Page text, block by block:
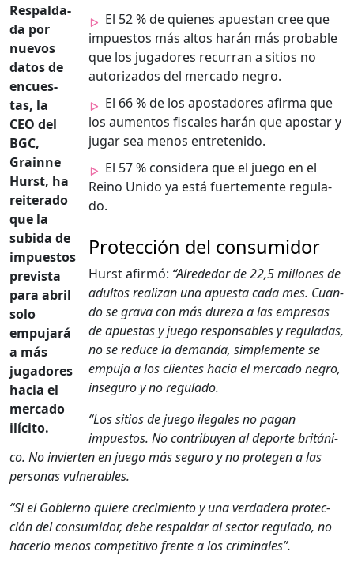
Respal­da­
da por
nuevos
datos de
encues­
tas, la
CEO del
BGC,
Grainne
Hurst, ha
reit­er­a­do
que la
subi­da de
impuestos
pre­vista
para abril
solo
empu­jará
a más
jugadores
hacia el
mer­ca­do
ilíc­i­to.
El 52 % de quienes apues­tan cree que
impuestos más altos harán más prob­a­ble
que los jugadores recur­ran a sitios no
autor­iza­dos del mer­ca­do negro.
El 66 % de los apos­ta­dores afir­ma que
los aumen­tos fis­cales harán que apos­tar y
jugar sea menos entretenido.
El 57 % con­sid­era que el juego en el
Reino Unido ya está fuerte­mente reg­u­la­
do.
Protección del consumidor
Hurst afir­mó: “Alrede­dor de 22,5 mil­lones de
adul­tos real­izan una apues­ta cada mes. Cuan­
do se gra­va con más dureza a las empre­sas
de apues­tas y juego respon­s­ables y reg­u­ladas,
no se reduce la deman­da, sim­ple­mente se
empu­ja a los clientes hacia el mer­ca­do negro,
inse­guro y no reg­u­la­do.
“Los sitios de juego ile­gales no pagan
impuestos. No con­tribuyen al deporte británi­
co. No invierten en juego más seguro y no pro­te­gen a las
per­sonas vul­ner­a­bles.
“Si el Gob­ier­no quiere crec­imien­to y una ver­dadera pro­tec­
ción del con­sum­i­dor, debe respal­dar al sec­tor reg­u­la­do, no
hac­er­lo menos com­pet­i­ti­vo frente a los crim­i­nales”.